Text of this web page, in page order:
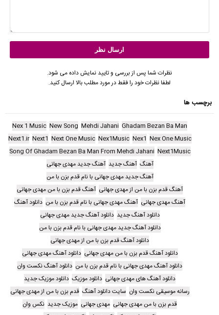
نظرات شما پس از بررسی و تایید نمایش داده می شود.
لطفا نظرات خود را فقط در مورد مطلب بالا ارسال کنید.
برچسب ها
Ghadam Bezan Ba Man
Mehdi Jahani
New Song
Nex 1 Music
Nex One Music
Nex1
Nex1Music
Next One Music
Next1
Next1.ir
Next1Music
Song Of Ghadam Bezan Ba Man From Mehdi Jahani
آهنگ آهنگ جدید آهنگ جدید مهدی جهانی
آهنگ جدید مهدی جهانی با نام قدم بزن با من
آهنگ قدم بزن با من از مهدی جهانی آهنگ قدم بزن با من مهدی جهانی
آهنگ مهدی جهانی آهنگ مهدی جهانی با نام قدم بزن با من دانلود آهنگ
دانلود آهنگ جدید دانلود آهنگ جدید مهدی جهانی
دانلود آهنگ جدید مهدی جهانی با نام قدم بزن با من
دانلود آهنگ قدم بزن با من از مهدی جهانی
دانلود آهنگ قدم بزن با من مهدی جهانی دانلود آهنگ مهدی جهانی
دانلود آهنگ مهدی جهانی با نام قدم بزن با من دانلود آهنگ نکست وان
دانلود آهنگ های مهدی جهانی دانلود موزیک دانلود موزیک جدید
رسانه موسیقی نکست وان سایت دانلود آهنگ قدم بزن با من از مهدی جهانی
قدم بزن با من مهدی جهانی مهدی جهانی موزیک جدید نکس وان